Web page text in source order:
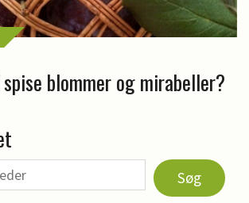
blommer og mirabeller?
Søg